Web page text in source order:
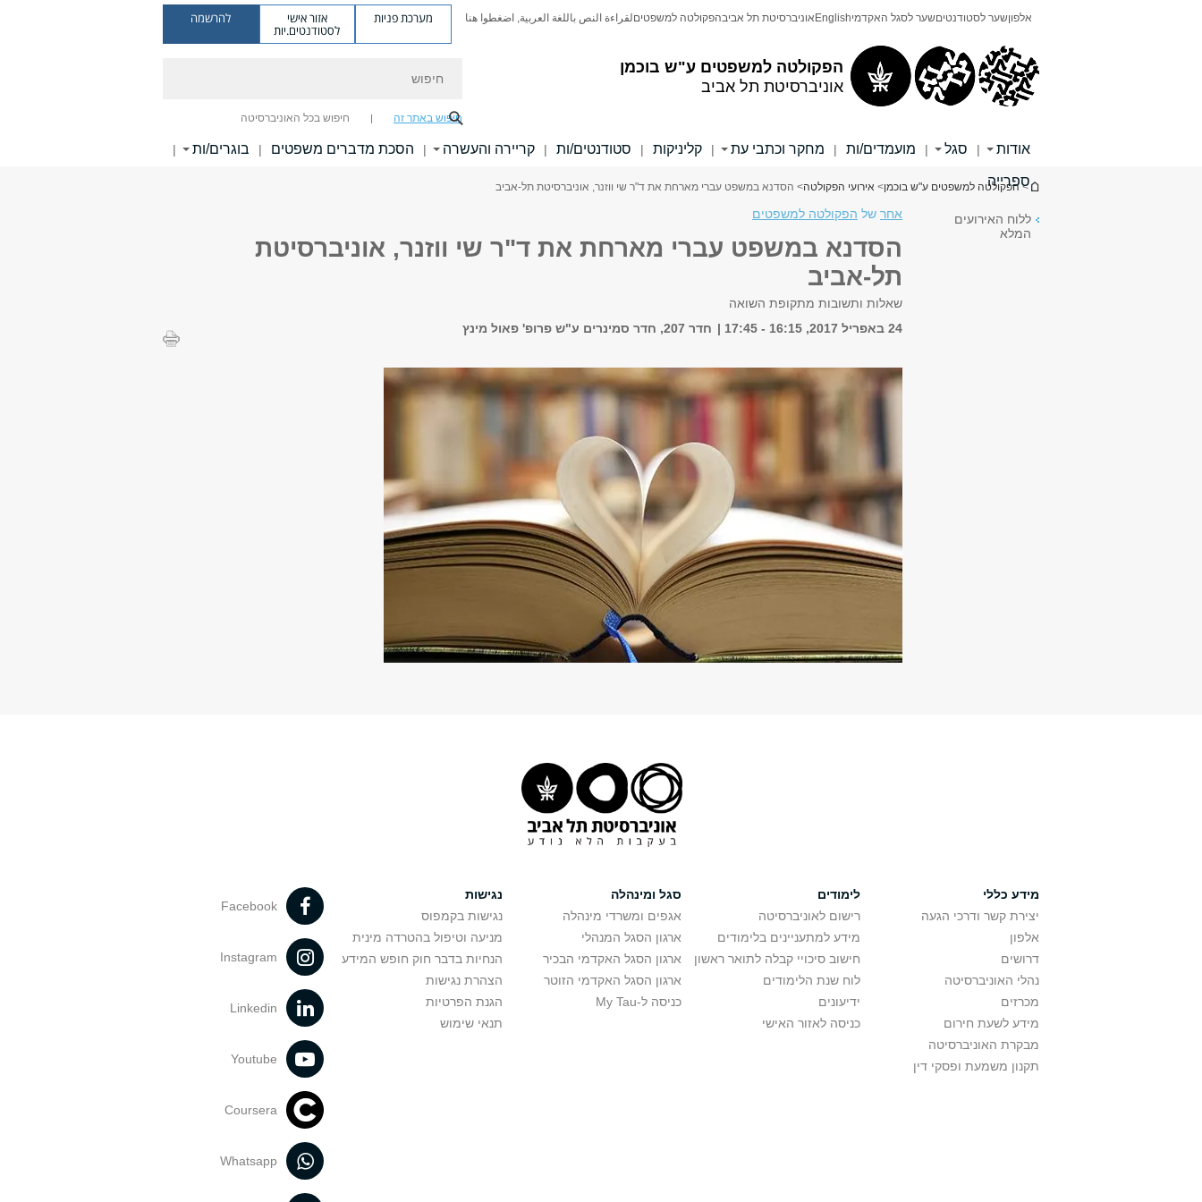
הפקולטה למשפטים ע"ש בוכמן
אוניברסיטת תל אביב
אלפוןשער לסטודנטיםשער לסגל האקדמיEnglish אוניברסיטת תל אביבהפקולטה למשפטיםلقراءة النص باللغة العربية, اضغطوا هنا מערכת פניות אזור אישי
לסטודנטים.יות
להרשמה
חיפוש באתר זה חיפוש בכל האוניברסיטה
אודות | סגל | מועמדים/ות | מחקר וכתבי עת | קליניקות | סטודנטים/ות | קריירה והעשרה | הסכת מדברים משפטים | בוגרים/ות |
ספרייה
הינך נמצא כאן
> הפקולטה למשפטים ע"ש בוכמן> אירועי הפקולטה> הסדנא במשפט עברי מארחת את ד"ר שי ווזנר, אוניברסיטת תל-אביב
ללוח האירועים
המלא
אחר של הפקולטה למשפטים
הסדנא במשפט עברי מארחת את ד"ר שי ווזנר, אוניברסיטת
תל-אביב
שאלות ותשובות מתקופת השואה
24 באפריל 2017, 16:15 - 17:45
חדר 207, חדר סמינרים ע"ש פרופ' פאול מינץ
מידע כללי
יצירת קשר ודרכי הגעה
אלפון
דרושים
נהלי האוניברסיטה
מכרזים
מידע לשעת חירום
מבקרת האוניברסיטה
תקנון משמעת ופסקי דין
לימודים
רישום לאוניברסיטה
מידע למתעניינים בלימודים
חישוב סיכויי קבלה לתואר ראשון
לוח שנת הלימודים
ידיעונים
כניסה לאזור האישי
סגל ומינהלה
אגפים ומשרדי מינהלה
ארגון הסגל המנהלי
ארגון הסגל האקדמי הבכיר
ארגון הסגל האקדמי הזוטר
כניסה ל-My Tau
נגישות
נגישות בקמפוס
מניעה וטיפול בהטרדה מינית
הנחיות בדבר חוק חופש המידע
הצהרת נגישות
הגנת הפרטיות
תנאי שימוש
Facebook
Instagram
Linkedin
Youtube
Coursera
Whatsapp